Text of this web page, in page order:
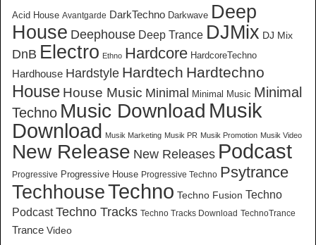
Acid House Avantgarde DarkTechno Darkwave Deep
House Deephouse Deep Trance DJMix DJ Mix
DnB Electro Ethno Hardcore HardcoreTechno
Hardhouse Hardstyle Hardtech Hardtechno
House House Music Minimal Minimal Music Minimal
Techno Music Download Musik
Download
Musik Marketing Musik PR Musik Promotion Musik Video
New Release New Releases Podcast
Progressive Progressive House Progressive Techno Psytrance
TechhouseTechno Techno Fusion Techno
Podcast Techno Tracks Techno Tracks Download TechnoTrance
Trance Video